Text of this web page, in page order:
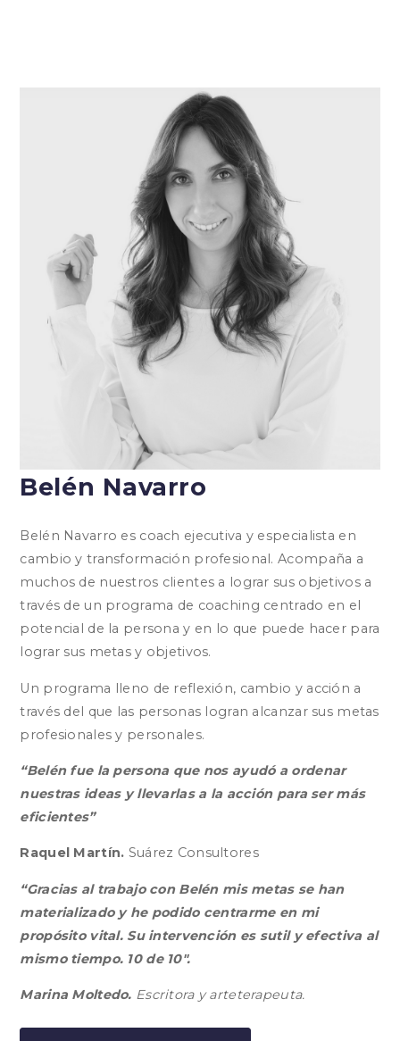
Belén Navarro
Belén Navarro es coach ejecutiva y especialista en
cambio y transformación profesional. Acompaña a
muchos de nuestros clientes a lograr sus objetivos a
través de un programa de coaching centrado en el
potencial de la persona y en lo que puede hacer para
lograr sus metas y objetivos.
Un programa lleno de reflexión, cambio y acción a
través del que las personas logran alcanzar sus metas
profesionales y personales.
“Belén fue la persona que nos ayudó a ordenar
nuestras ideas y llevarlas a la acción para ser más
eficientes”
Raquel Martín. Suárez Consultores
“Gracias al trabajo con Belén mis metas se han
materializado y he podido centrarme en mi
propósito vital. Su intervención es sutil y efectiva al
mismo tiempo. 10 de 10".
Marina Moltedo. Escritora y arteterapeuta.